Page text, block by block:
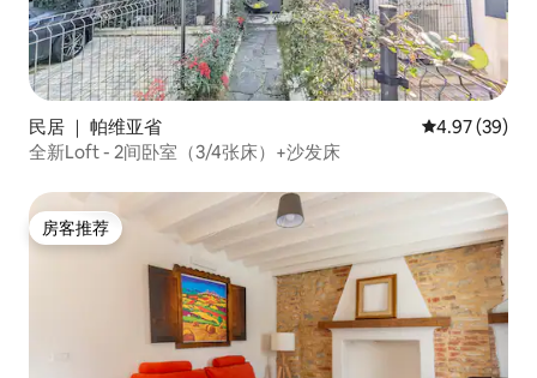
民居 ｜ 帕维亚省 平均评分
4.97 (39)
全新Loft - 2间卧室（3/4张床）+沙发床
房客推荐
房客推荐